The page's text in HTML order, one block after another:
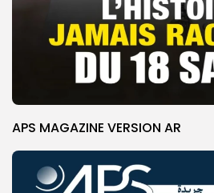
APS MAGAZINE VERSION AR